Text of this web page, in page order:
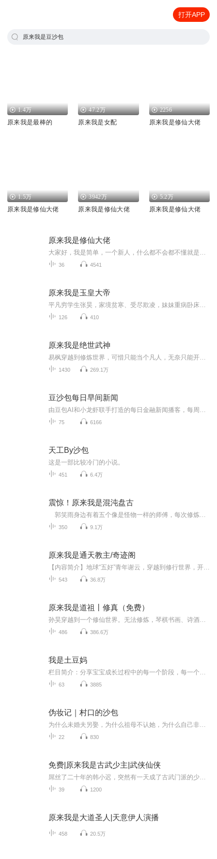
打开APP
原来我是豆沙包
1.4万
原来我是最棒的
47.2万
原来我是女配
2256
原来我是修仙大佬
1.5万
原来我是修仙大佬
3942万
原来我是修仙大佬
5.2万
原来我是修仙大佬
原来我是修仙大佬
36 4541
原来我是玉皇大帝
126 410
原来我是绝世武神
1430 269.1万
豆沙包每日早间新闻
75 6166
天工By沙包
这是一部比较冷门的小说。
451 6.4万
震惊！原来我是混沌盘古
350 9.1万
原来我是通天教主/奇迹阁
543 36.8万
原来我是道祖丨修真（免费）
486 386.6万
我是土豆妈
63 3885
伪妆记｜村口的沙包
22 830
免费|原来我是古武少主|武侠仙侠
39 1200
原来我是大道圣人|天意伊人演播
458 20.5万